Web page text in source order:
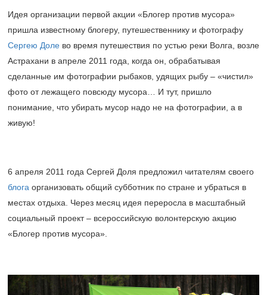
Идея организации первой акции «Блогер против мусора»
пришла известному блогеру, путешественнику и фотографу
Сергею Доле во время путешествия по устью реки Волга, возле
Астрахани в апреле 2011 года, когда он, обрабатывая
сделанные им фотографии рыбаков, удящих рыбу – «чистил»
фото от лежащего повсюду мусора… И тут, пришло
понимание, что убирать мусор надо не на фотографии, а в
живую!
6 апреля 2011 года Сергей Доля предложил читателям своего
блога организовать общий субботник по стране и убраться в
местах отдыха. Через месяц идея переросла в масштабный
социальный проект – всероссийскую волонтерскую акцию
«Блогер против мусора».